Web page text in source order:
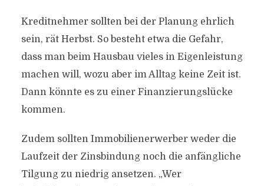
Kreditnehmer sollten bei der Planung ehrlich
sein, rät Herbst. So besteht etwa die Gefahr,
dass man beim Hausbau vieles in Eigenleistung
machen will, wozu aber im Alltag keine Zeit ist.
Dann könnte es zu einer Finanzierungslücke
kommen.
Zudem sollten Immobilienerwerber weder die
Laufzeit der Zinsbindung noch die anfängliche
Tilgung zu niedrig ansetzen. „Wer